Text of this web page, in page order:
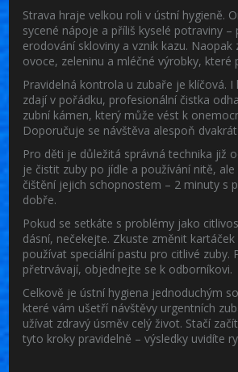
Strava hraje velkou roli v ústní hygieně.
sycené nápoje a příliš kyselé potraviny –
erodování skloviny a vznik kazu.
ovoce, zeleninu a mléčné výrobky, které
Pravidelná kontrola u zubaře je klíčová. I
zdají v pořádku, profesionální čistka
zubní kámen, který může vést k
Doporučuje se návštěva alespoň
Pro děti je důležitá správná technika již
je čistit zuby po jídle a používání nitě,
čištění jejich schopnostem – 2 minuty s
dobře.
Pokud se setkáte s problémy jako
dásní, nečekejte. Zkuste změnit kartáček
používat speciální pastu pro citlivé zuby.
přetrvávají, objednejte se k odborníkovi.
Celkově je ústní hygiena jednoduchým
které vám ušetří návštěvy urgentních
užívat zdravý úsměv celý život. Stačí
tyto kroky pravidelně – výsledky uvidíte